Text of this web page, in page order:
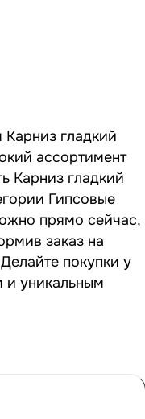
гладкий
ассортимент
Карниз гладкий
Гипсовые
прямо сейчас,
заказ на
покупки у
и уникальным